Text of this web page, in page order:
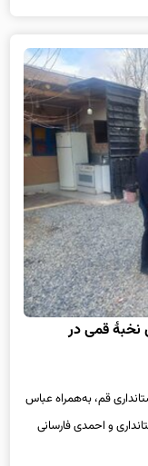
نخبۀ قمی در
قم، به‌همراه عباس
و احمدی فارسانی